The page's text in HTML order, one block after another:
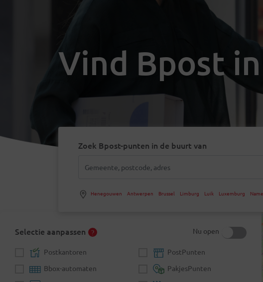
Vind Bpost
Zoek Bpost-punten in de buurt van
Henegouwen Antwerpen Brussel Limburg Luik Luxemburg
Selectie aanpassen Nu open
Postkantoren
PostPunten
Bbox-automaten
PakjesPunten